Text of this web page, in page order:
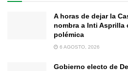
A horas de dejar la
nombra a Inti Asprilla
polémica
6 AGOSTO, 2026
Gobierno electo de